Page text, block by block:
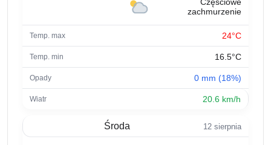
zachmurzenie
24°C
16.5°C
0 mm (18%)
20.6 km/h
Środa 12 sierpnia